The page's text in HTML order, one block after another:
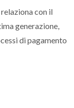
con il
generazione,
di pagamento